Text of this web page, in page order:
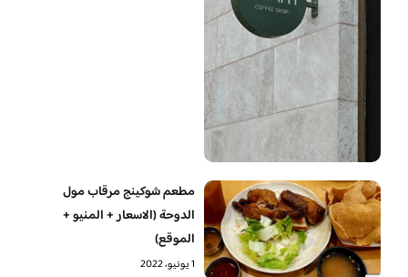
مطعم شوكينج مرقاب مول
الدوحة (الاسعار + المنيو +
الموقع)
1 يونيو، 2022